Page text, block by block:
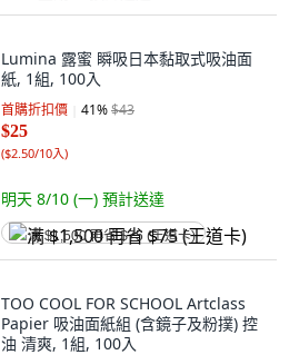
Lumina 露蜜 瞬吸日本黏取式吸油面
紙, 1組, 100入
首購折扣價 41%$43
$25
($2.50/10入)
明天 8/10 (一) 預計送達
满 $1,500 再省 $75 (王道卡)
TOO COOL FOR SCHOOL Artclass
Papier 吸油面紙組 (含鏡子及粉撲) 控
油 清爽, 1組, 100入